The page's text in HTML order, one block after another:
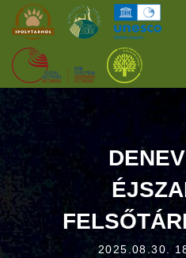
ŐSVILÁGI POMPEJI
SZOLGÁLTATÁSOK
PROGRAMOK
2025.08.30.